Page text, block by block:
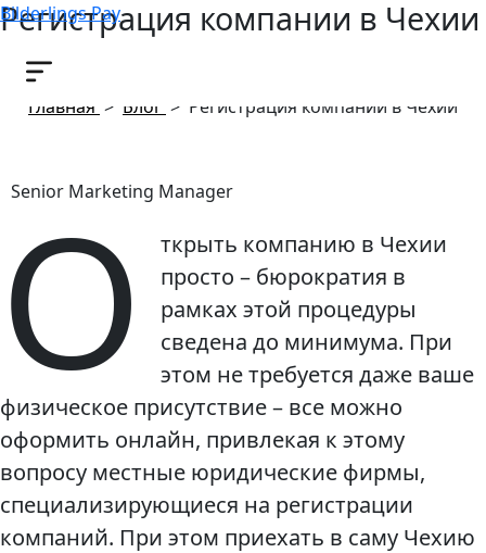
Bilderlings Pay
Регистрация компании в Чехии
7 мая, 2020
Главная > Блог > Регистрация компании в Чехии
Senior Marketing Manager
О
ткрыть компанию в Чехии
просто – бюрократия в
рамках этой процедуры
сведена до минимума. При
этом не требуется даже ваше
физическое присутствие – все можно
оформить онлайн, привлекая к этому
вопросу местные юридические фирмы,
специализирующиеся на регистрации
компаний. При этом приехать в саму Чехию